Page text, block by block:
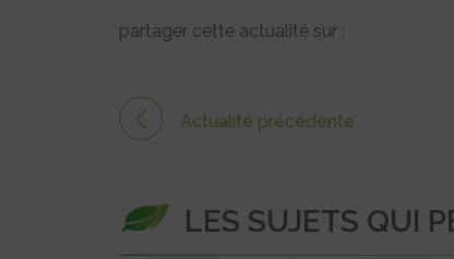
partager cette actualité sur :
Actualité précédente
LES SUJETS QUI